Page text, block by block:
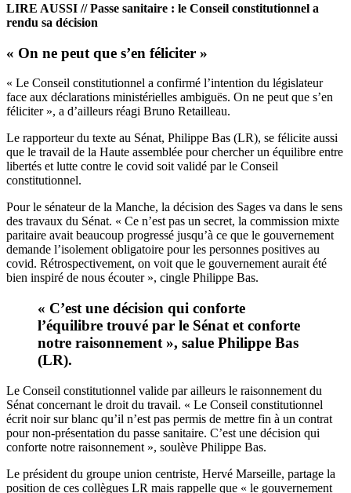
LIRE AUSSI //Passe sanitaire : le Conseil constitutionnel a
rendu sa décision
« On ne peut que s’en féliciter »
« Le Conseil constitutionnel a confirmé l’intention du législateur
face aux déclarations ministérielles ambiguës. On ne peut que s’en
féliciter », a d’ailleurs réagi Bruno Retailleau.
Le rapporteur du texte au Sénat, Philippe Bas (LR), se félicite aussi
que le travail de la Haute assemblée pour chercher un équilibre entre
libertés et lutte contre le covid soit validé par le Conseil
constitutionnel.
Pour le sénateur de la Manche, la décision des Sages va dans le sens
des travaux du Sénat. « Ce n’est pas un secret, la commission mixte
paritaire avait beaucoup progressé jusqu’à ce que le gouvernement
demande l’isolement obligatoire pour les personnes positives au
covid. Rétrospectivement, on voit que le gouvernement aurait été
bien inspiré de nous écouter », cingle Philippe Bas.
« C’est une décision qui conforte
l’équilibre trouvé par le Sénat et conforte
notre raisonnement », salue Philippe Bas
(LR).
Le Conseil constitutionnel valide par ailleurs le raisonnement du
Sénat concernant le droit du travail. « Le Conseil constitutionnel
écrit noir sur blanc qu’il n’est pas permis de mettre fin à un contrat
pour non-présentation du passe sanitaire. C’est une décision qui
conforte notre raisonnement », soulève Philippe Bas.
Le président du groupe union centriste, Hervé Marseille, partage la
position de ces collègues LR mais rappelle que « le gouvernement